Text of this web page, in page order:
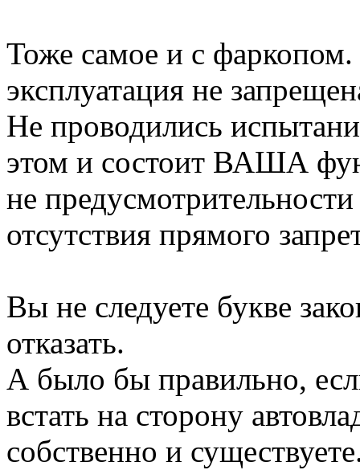
Тоже самое и с фаркопом.
эксплуатация не
Не проводились
этом и состоит ВАША
не
отсутствия прямого
Вы не следуете букве
отказать.
А было бы правильно,
встать на сторону
собственно и